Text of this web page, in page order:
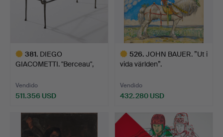
381. DIEGO
GIACOMETTI. "Berceau",
Vendido
511.356 USD
seleccionado
526. JOHN BAUER. ”Ut i
vida världen”.
Vendido
432.280 USD
seleccionado